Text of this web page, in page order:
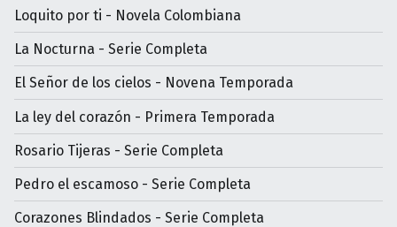
Loquito por ti - Novela Colombiana
La Nocturna - Serie Completa
El Señor de los cielos - Novena Temporada
La ley del corazón - Primera Temporada
Rosario Tijeras - Serie Completa
Pedro el escamoso - Serie Completa
Corazones Blindados - Serie Completa